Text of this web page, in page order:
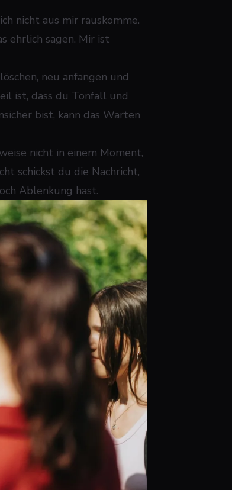
nicht aus mir rauskomme.
ehrlich sagen. Mir ist
neu anfangen und
ist, dass du Tonfall und
bist, kann das Warten
nicht in einem Moment,
schickst du die Nachricht,
Ablenkung hast.